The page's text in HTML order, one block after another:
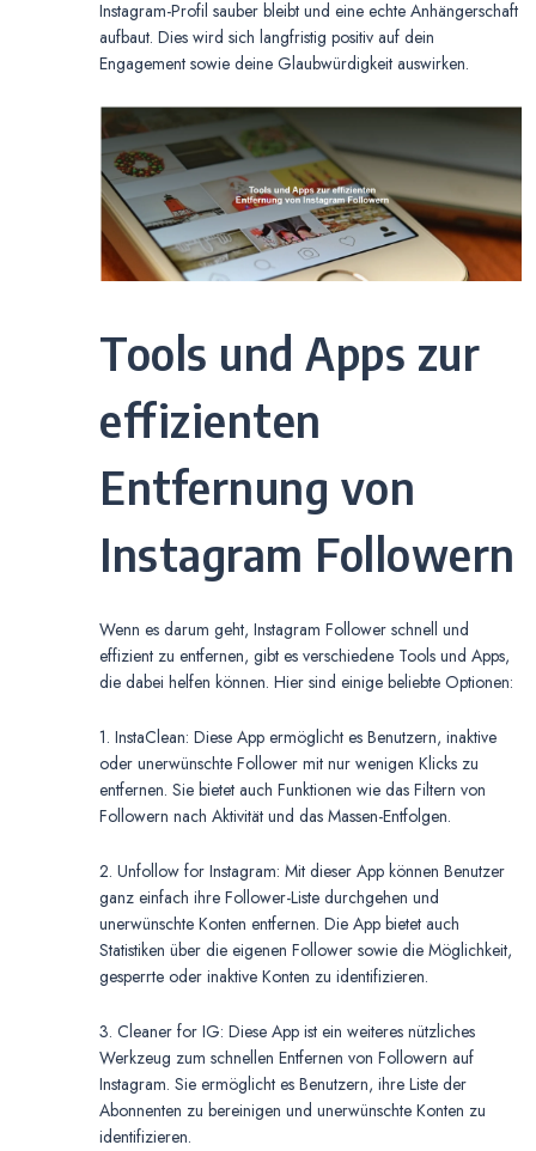
Instagram-Profil sauber bleibt und eine echte Anhängerschaft
aufbaut. Dies wird sich langfristig positiv auf dein
Engagement sowie deine Glaubwürdigkeit auswirken.
Tools und Apps zur
effizienten
Entfernung von
Instagram Followern
Wenn es darum geht, Instagram Follower schnell und
effizient zu entfernen, gibt es verschiedene Tools und Apps,
die dabei helfen können. Hier sind einige beliebte Optionen:
1. InstaClean: Diese App ermöglicht es Benutzern, inaktive
oder unerwünschte Follower mit nur wenigen Klicks zu
entfernen. Sie bietet auch Funktionen wie das Filtern von
Followern nach Aktivität und das Massen-Entfolgen.
2. Unfollow for Instagram: Mit dieser App können Benutzer
ganz einfach ihre Follower-Liste durchgehen und
unerwünschte Konten entfernen. Die App bietet auch
Statistiken über die eigenen Follower sowie die Möglichkeit,
gesperrte oder inaktive Konten zu identifizieren.
3. Cleaner for IG: Diese App ist ein weiteres nützliches
Werkzeug zum schnellen Entfernen von Followern auf
Instagram. Sie ermöglicht es Benutzern, ihre Liste der
Abonnenten zu bereinigen und unerwünschte Konten zu
identifizieren.